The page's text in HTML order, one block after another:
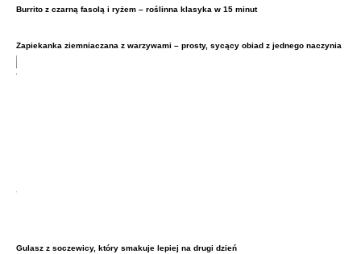
Burrito z czarną fasolą i ryżem – roślinna klasyka w 15 minut
Zapiekanka ziemniaczana z warzywami – prosty, sycący obiad z jednego naczynia
Gulasz z soczewicy, który smakuje lepiej na drugi dzień